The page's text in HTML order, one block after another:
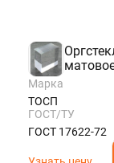
Марка
ТОСП
ГОСТ/ТУ
ГОСТ 17622-72